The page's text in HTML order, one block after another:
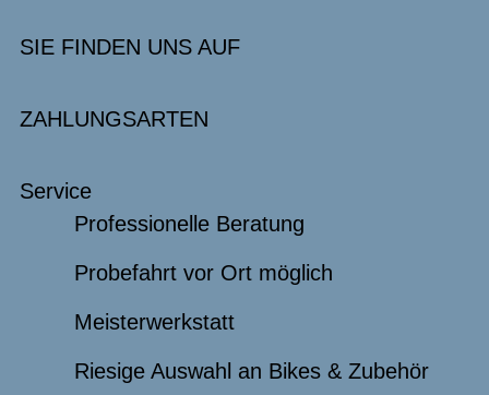
SIE FINDEN UNS AUF
ZAHLUNGSARTEN
Service
Professionelle Beratung
Probefahrt vor Ort möglich
Meisterwerkstatt
Riesige Auswahl an Bikes & Zubehör